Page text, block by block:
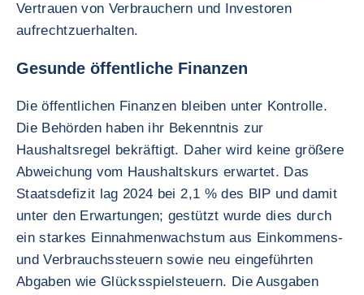
Vertrauen von Verbrauchern und Investoren
aufrechtzuerhalten.
Gesunde öffentliche Finanzen
Die öffentlichen Finanzen bleiben unter Kontrolle.
Die Behörden haben ihr Bekenntnis zur
Haushaltsregel bekräftigt. Daher wird keine größere
Abweichung vom Haushaltskurs erwartet. Das
Staatsdefizit lag 2024 bei 2,1 % des BIP und damit
unter den Erwartungen; gestützt wurde dies durch
ein starkes Einnahmenwachstum aus Einkommens-
und Verbrauchssteuern sowie neu eingeführten
Abgaben wie Glücksspielsteuern. Die Ausgaben